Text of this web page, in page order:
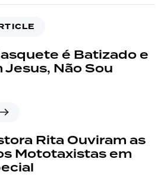
é Batizado e
Jesus, Não Sou
Rita Ouviram as
Mototaxistas em